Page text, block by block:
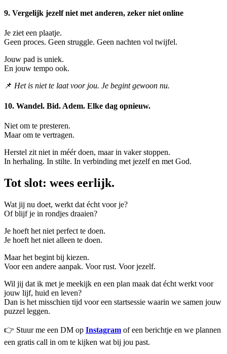
9. Vergelijk jezelf niet met anderen, zeker niet online
Je ziet een plaatje.
Geen proces. Geen struggle. Geen nachten vol twijfel.
Jouw pad is uniek.
En jouw tempo ook.
📌 Het is niet te laat voor jou. Je begint gewoon nu.
10. Wandel. Bid. Adem. Elke dag opnieuw.
Niet om te presteren.
Maar om te vertragen.
Herstel zit niet in méér doen, maar in vaker stoppen.
In herhaling. In stilte. In verbinding met jezelf en met God.
Tot slot: wees eerlijk.
Wat jij nu doet, werkt dat écht voor je?
Of blijf je in rondjes draaien?
Je hoeft het niet perfect te doen.
Je hoeft het niet alleen te doen.
Maar het begint bij kiezen.
Voor een andere aanpak. Voor rust. Voor jezelf.
Wil jij dat ik met je meekijk en een plan maak dat écht werkt voor
jouw lijf, huid en leven?
Dan is het misschien tijd voor een startsessie waarin we samen jouw
puzzel leggen.
👉 Stuur me een DM op Instagram of een berichtje en we plannen
een gratis call in om te kijken wat bij jou past.